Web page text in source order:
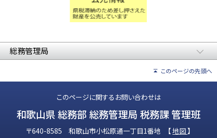
総務管理局
このページの先頭へ
このページに関するお問い合わせは
和歌山県 総務部 総務管理局 税務課 管理班
〒640-8585 和歌山市小松原通一丁目1番地 【地図】